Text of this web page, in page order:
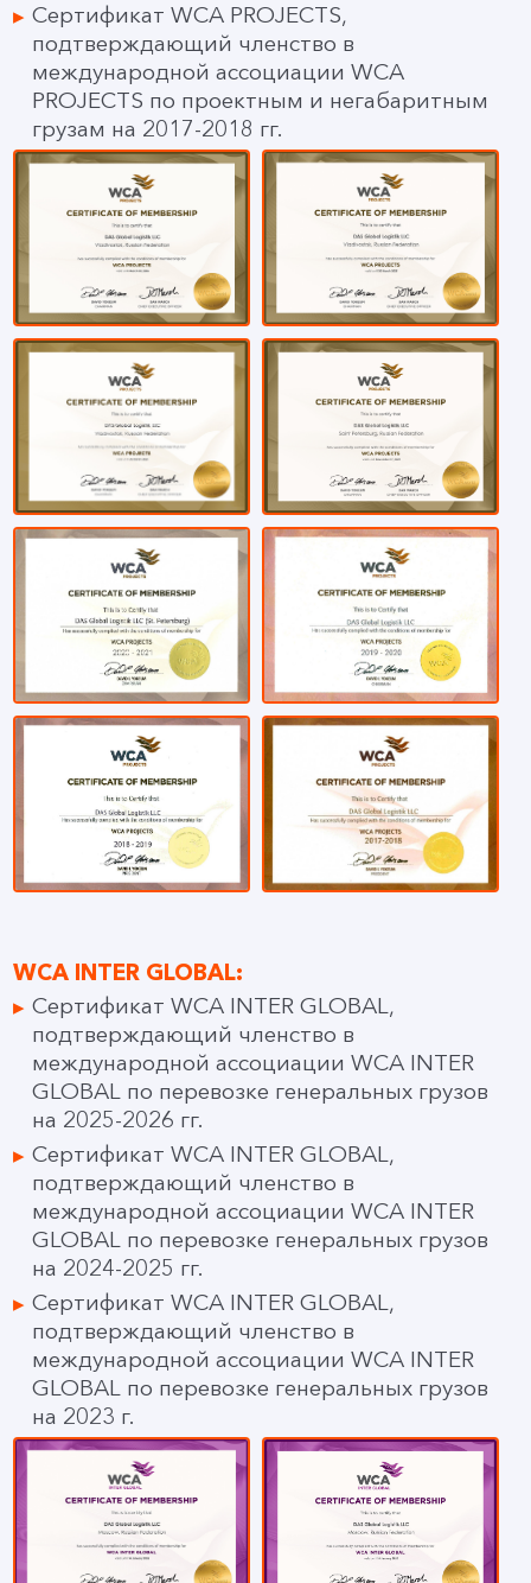
Сертификат WCA PROJECTS,
подтверждающий членство в
международной ассоциации WCA
PROJECTS по проектным и негабаритным
грузам на 2017-2018 гг.
WCA INTER GLOBAL:
Сертификат WCA INTER GLOBAL,
подтверждающий членство в
международной ассоциации WCA INTER
GLOBAL по перевозке генеральных грузов
на 2025-2026 гг.
Сертификат WCA INTER GLOBAL,
подтверждающий членство в
международной ассоциации WCA INTER
GLOBAL по перевозке генеральных грузов
на 2024-2025 гг.
Сертификат WCA INTER GLOBAL,
подтверждающий членство в
международной ассоциации WCA INTER
GLOBAL по перевозке генеральных грузов
на 2023 г.